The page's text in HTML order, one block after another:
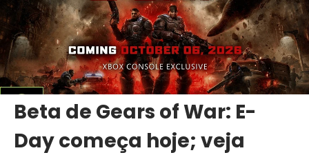
Beta de Gears of War: E-
Day começa hoje; veja